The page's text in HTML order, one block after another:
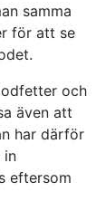
samma
för att se
och
även att
har därför
in
eftersom